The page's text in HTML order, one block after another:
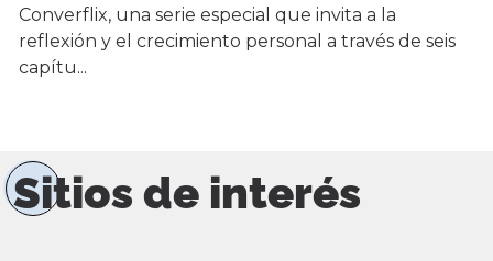
Converflix, una serie especial que invita a la
reflexión y el crecimiento personal a través de seis
capítu...
Sitios de interés